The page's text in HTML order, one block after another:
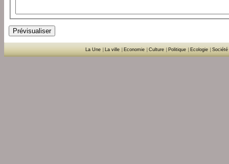
La Une La ville Economie Culture Politique Ecologie Société